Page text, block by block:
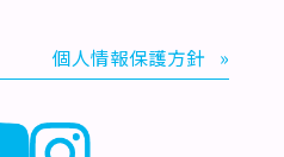
個人情報保護方針 »